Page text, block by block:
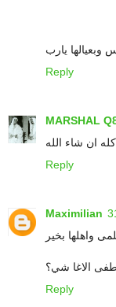
وبعيالها يارب
Reply
MARSHAL
Reply
Maximilian
واهلها بخير
الاغا شي؟
Reply